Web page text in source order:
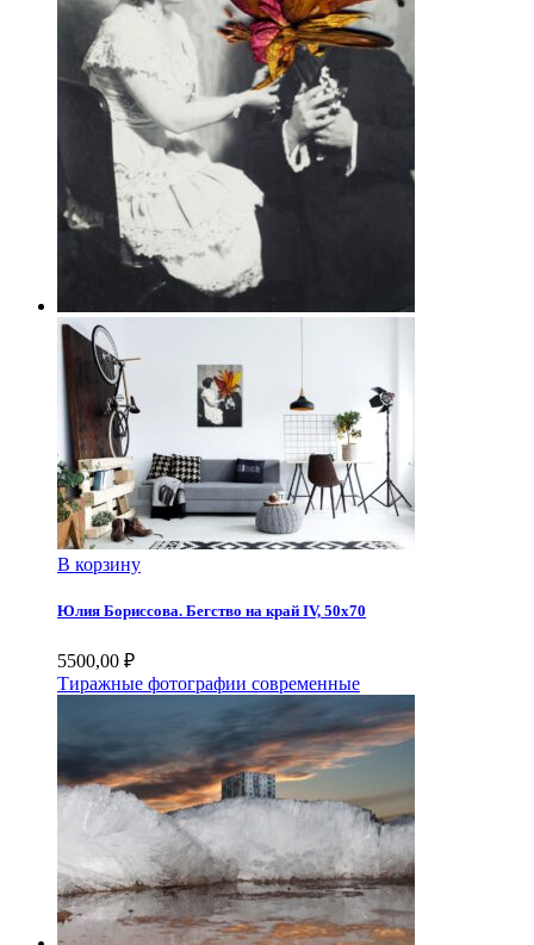
В корзину
Юлия Бориссова. Бегство на край IV, 50х70
5500,00 ₽
Тиражные фотографии современные